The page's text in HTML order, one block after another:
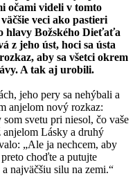
očami videli v tomto
veci ako pastieri
hlavy Božského Dieťaťa
z jeho úst, hoci sa ústa
aby sa všetci okrem
A tak aj urobili.
jeho pery sa nehýbali a
anjelom nový rozkaz:
svetu pri niesol, čo vaše
anjelom Lásky a druhý
„Ale ja nechcem, aby
choďte a putujte
najväčšiu silu na zemi.“